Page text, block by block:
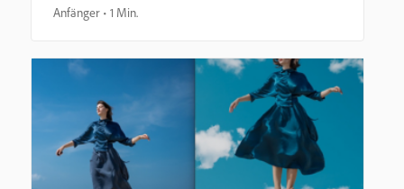
Anfänger 1 Min.